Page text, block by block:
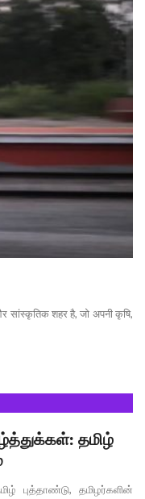
सांस्कृतिक शहर है, जो अपनी कृषि,
தமிழ்
புத்தாண்டு, தமிழர்களின்